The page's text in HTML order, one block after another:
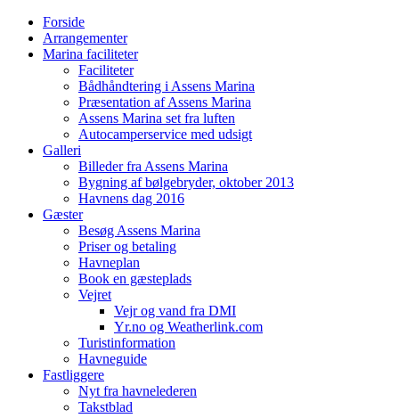
Forside
Arrangementer
Marina faciliteter
Faciliteter
Bådhåndtering i Assens Marina
Præsentation af Assens Marina
Assens Marina set fra luften
Autocamperservice med udsigt
Galleri
Billeder fra Assens Marina
Bygning af bølgebryder, oktober 2013
Havnens dag 2016
Gæster
Besøg Assens Marina
Priser og betaling
Havneplan
Book en gæsteplads
Vejret
Vejr og vand fra DMI
Yr.no og Weatherlink.com
Turistinformation
Havneguide
Fastliggere
Nyt fra havnelederen
Takstblad